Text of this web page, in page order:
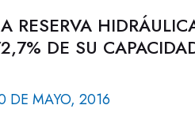
RESERVA
DE SU
DE MAYO, 2016